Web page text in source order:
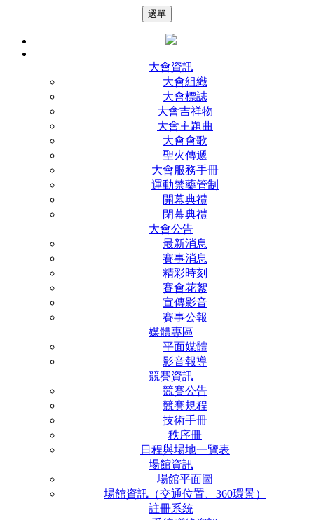
選單
大會資訊
大會組織
大會標誌
大會吉祥物
大會主題曲
大會會歌
聖火傳遞
大會服務手冊
運動禁藥管制
開幕典禮
閉幕典禮
大會公告
最新消息
賽事消息
精彩時刻
賽會花絮
宣傳影音
賽事公報
媒體專區
平面媒體
影音報導
競賽資訊
競賽公告
競賽規程
技術手冊
秩序冊
日程與場地一覽表
場館資訊
場館平面圖
場館資訊（交通位置、360環景）
註冊系統